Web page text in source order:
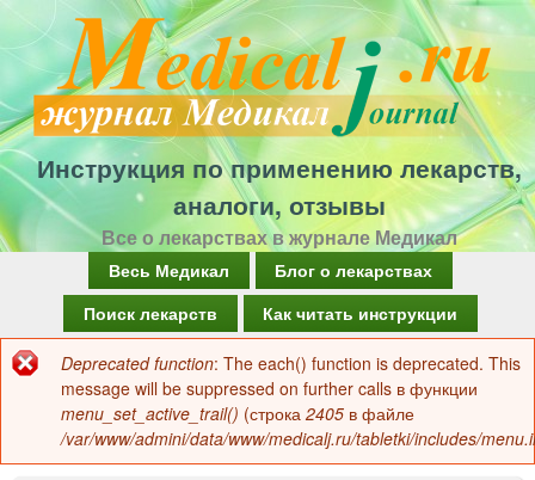
Перейти
к
основному
содержанию
Инструкция по применению лекарств,
аналоги, отзывы
Все о лекарствах в журнале Медикал
а
в
о
Весь Медикал
Блог о лекарствах
Поиск лекарств
Как читать инструкции
Сообщение
об
ошибке
Deprecated function: The each() function is deprecated. This
message will be suppressed on further calls в функции
menu_set_active_trail() (строка 2405 в файле
/var/www/admini/data/www/medicalj.ru/tabletki/includes/